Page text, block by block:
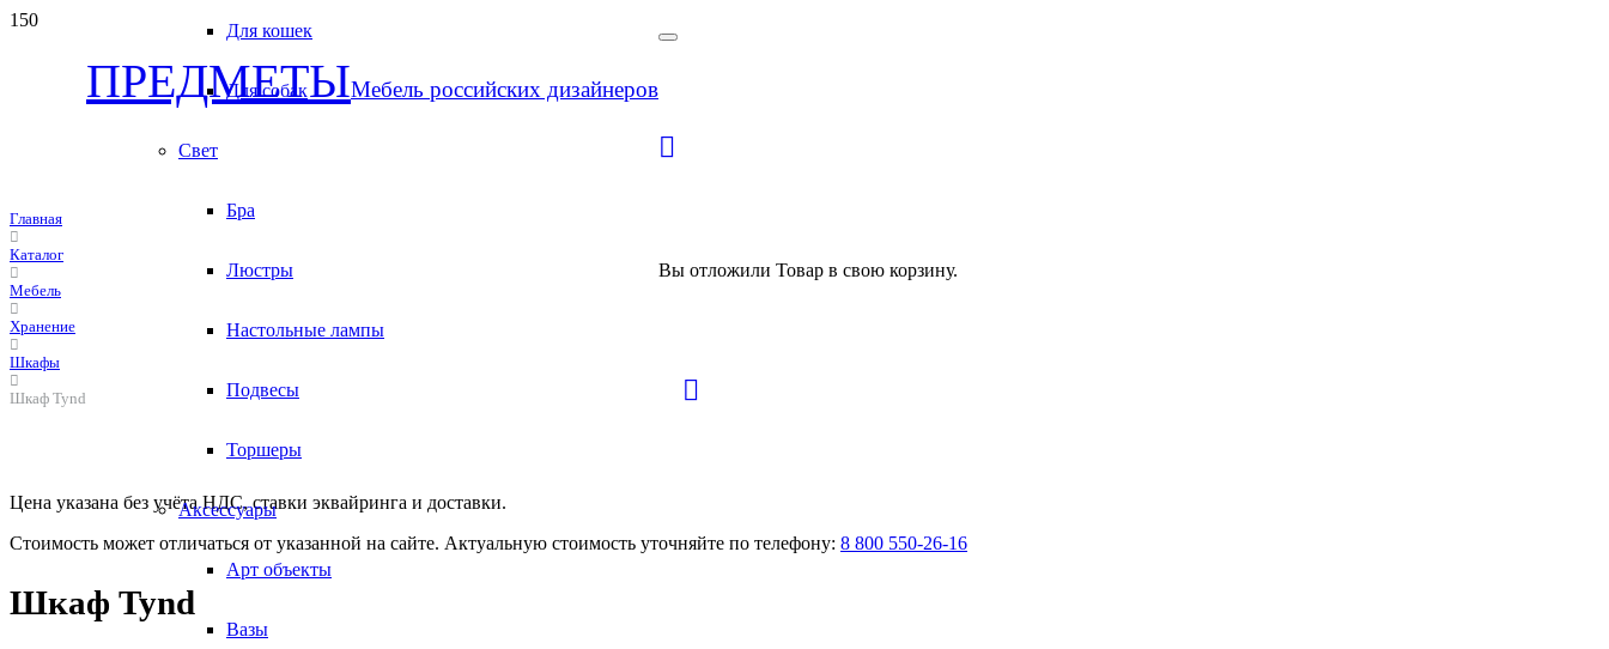
ПРЕДМЕТЫМебель российских дизайнеров
Вы отложили Товар в свою корзину.
Для кошек
Для собак
Свет
Бра
Люстры
Настольные лампы
Подвесы
Торшеры
Аксессуары
Арт объекты
Вазы
Главная
Каталог
Мебель
Хранение
Шкафы
Шкаф Tynd
Цена указана без учёта НДС, ставки эквайринга и доставки.
Стоимость может отличаться от указанной на сайте. Актуальную стоимость уточняйте по телефону: 8 800 550-26-16
Шкаф Tynd